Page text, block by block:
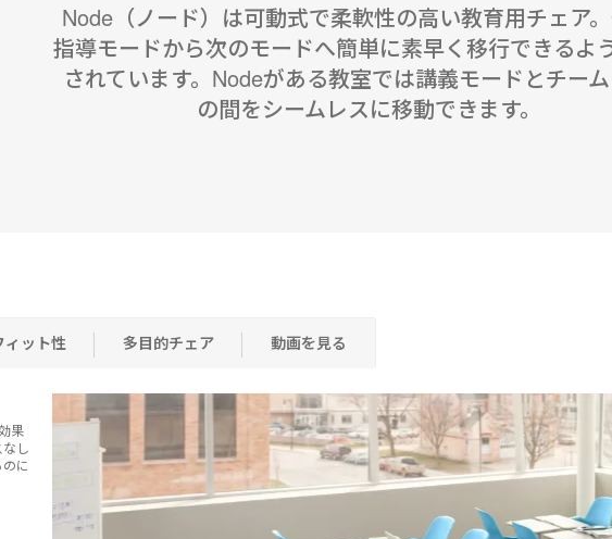
Node（ノード）は可動式で柔軟性の高い教育用チェア
指導モードから次のモードへ簡単に素早く移行できるよ
されています。Nodeがある教室では講義モードとチー
の間をシームレスに移動できます。
ィット性 多目的チェア 動画を見る
果
し
に